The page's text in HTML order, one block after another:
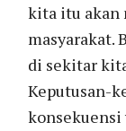
kita itu akan
masyarakat.
di sekitar
Keputusan-
konsekuensi